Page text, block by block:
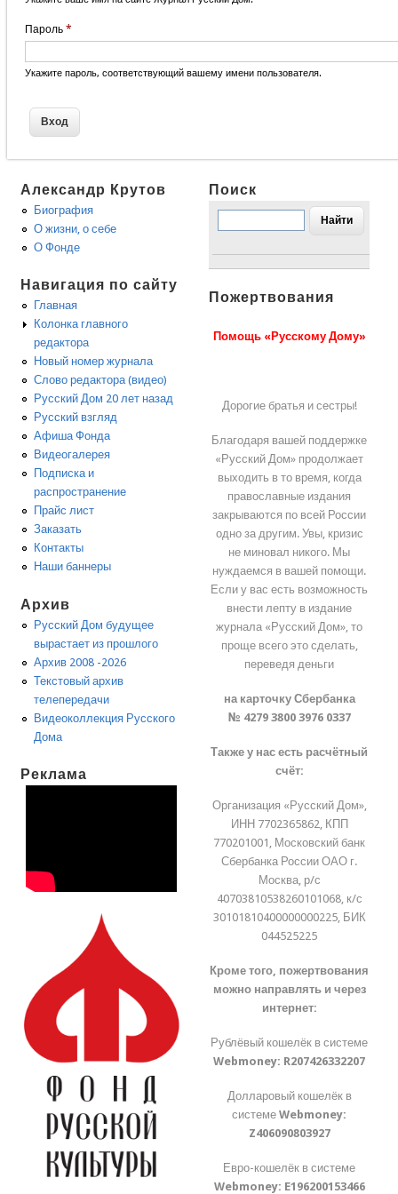
Пароль *
Укажите пароль, соответствующий вашему имени пользователя.
Александр Крутов
Биография
О жизни, о себе
О Фонде
Навигация по сайту
Главная
Колонка главного
редактора
Новый номер журнала
Слово редактора (видео)
Русский Дом 20 лет назад
Русский взгляд
Афиша Фонда
Видеогалерея
Подписка и
распространение
Прайс лист
Заказать
Контакты
Наши баннеры
Архив
Русский Дом будущее
вырастает из прошлого
Архив 2008 -2026
Текстовый архив
телепередачи
Видеоколлекция Русского
Дома
Реклама
Поиск
Пожертвования
Помощь «Русскому Дому»
Дорогие братья и сестры!
Благодаря вашей поддержке
«Русский Дом» продолжает
выходить в то время, когда
православные издания
закрываются по всей России
одно за другим. Увы, кризис
не миновал никого. Мы
нуждаемся в вашей помощи.
Если у вас есть возможность
внести лепту в издание
журнала «Русский Дом», то
проще всего это сделать,
переведя деньги
на карточку Сбербанка
№ 4279 3800 3976 0337
Также у нас есть расчётный
счёт:
Организация «Русский Дом»,
ИНН 7702365862, КПП
770201001, Московский банк
Сбербанка России ОАО г.
Москва, р/с
40703810538260101068, к/с
30101810400000000225, БИК
044525225
Кроме того, пожертвования
можно направлять и через
интернет:
Рублёвый кошелёк в системе
Webmoney: R207426332207
Долларовый кошелёк в
системеWebmoney:
Z406090803927
Евро-кошелёк в системе
Webmoney: E196200153466